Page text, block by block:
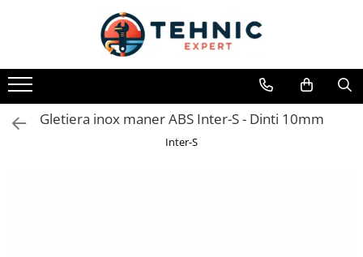
Toate Produsele
Accesorii pentru scule electrice
Accesorii pentru sculele pe aer
Alte accesorii pentru scule
Gletiera inox maner ABS Inter-S - Dinti 10mm
Inter-S